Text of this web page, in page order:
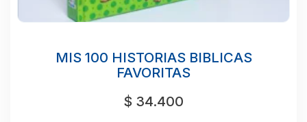
MIS 100 HISTORIAS BIBLICAS
FAVORITAS
$ 34.400